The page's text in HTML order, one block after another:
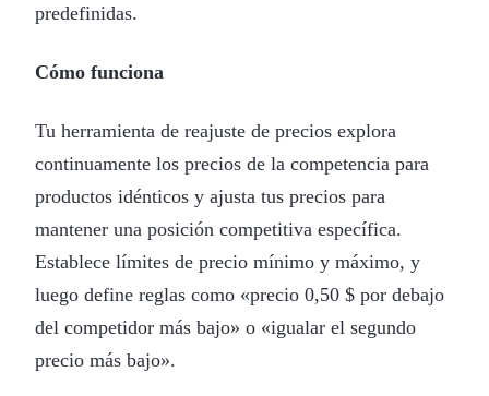
predefinidas.
Cómo funciona
Tu herramienta de reajuste de precios explora
continuamente los precios de la competencia para
productos idénticos y ajusta tus precios para
mantener una posición competitiva específica.
Establece límites de precio mínimo y máximo, y
luego define reglas como «precio 0,50 $ por debajo
del competidor más bajo» o «igualar el segundo
precio más bajo».